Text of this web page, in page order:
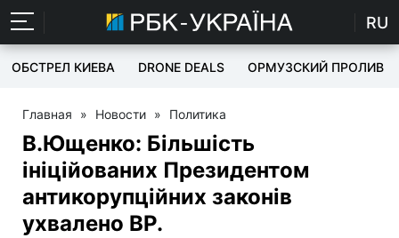
RU
ОБСТРЕЛ КИЕВА DRONE DEALS ОРМУЗСКИЙ ПРОЛИВ
Главная » Новости » Политика
В.Ющенко: Більшість
ініційованих Президентом
антикорупційних законів
ухвалено ВР.